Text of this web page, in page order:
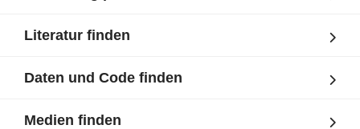
Literatur finden
Daten und Code finden
Medien finden